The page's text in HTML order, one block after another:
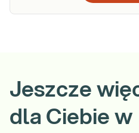
Jeszcze
dla Ciebie w